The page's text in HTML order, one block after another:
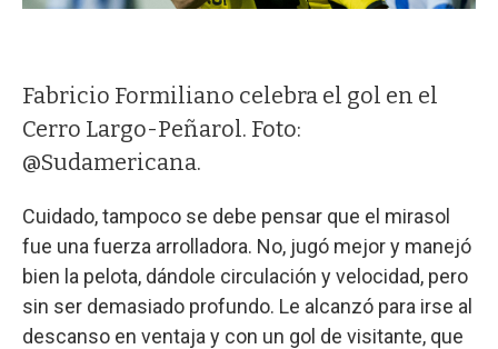
Fabricio Formiliano celebra el gol en el
Cerro Largo-Peñarol. Foto:
@Sudamericana.
Cuidado, tampoco se debe pensar que el mirasol
fue una fuerza arrolladora. No, jugó mejor y manejó
bien la pelota, dándole circulación y velocidad, pero
sin ser demasiado profundo. Le alcanzó para irse al
descanso en ventaja y con un gol de visitante, que